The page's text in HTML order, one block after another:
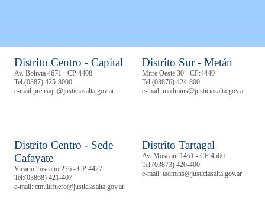
Distrito Centro - Capital
Av. Bolivia 4671 - CP:4408
Tel:(0387) 425-8000
e-mail:prensaju@justiciasalta.gov.ar
Distrito Sur - Metán
Mitre Oeste 30 - CP:4440
Tel:(03876) 424-800
e-mail: madmins@justiciasalta.gov.ar
Distrito Centro - Sede
Cafayate
Vicario Toscano 276 - CP:4427
Tel:(03868) 421-407
e-mail: cmultifuero@justiciasalta.gov.ar
Distrito Tartagal
Av. Mosconi 1461 - CP:4560
Tel:(03873) 420-400
e-mail: tadmins@justiciasalta.gov.ar